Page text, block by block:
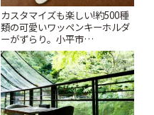
カスタマイズも楽しい!約500種
類の可愛いワッペンキーホルダ
ーがずらり。小平市
「Kimamaya T&K」 | ことりっ
ぷ